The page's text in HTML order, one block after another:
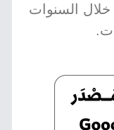
خلال السنوات